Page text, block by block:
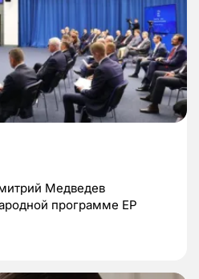
Медведев
программе ЕР